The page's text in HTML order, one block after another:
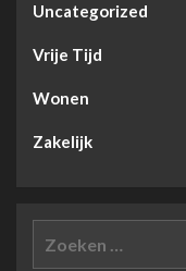
Uncategorized
Vrije Tijd
Wonen
Zakelijk